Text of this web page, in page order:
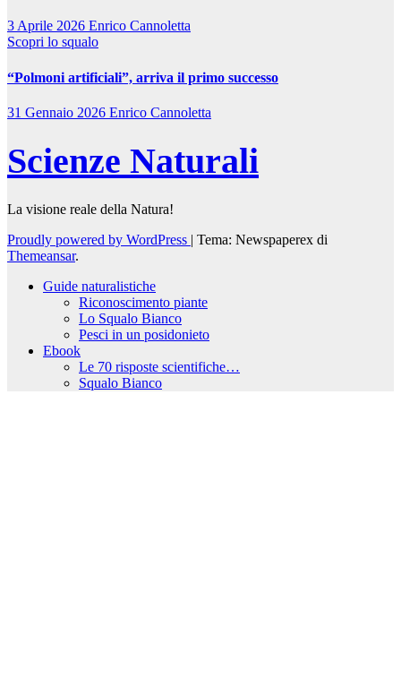
3 Aprile 2026 Enrico Cannoletta
Scopri lo squalo
“Polmoni artificiali”, arriva il primo successo
31 Gennaio 2026 Enrico Cannoletta
Scienze Naturali
La visione reale della Natura!
Proudly powered by WordPress | Tema: Newspaperex di
Themeansar.
Guide naturalistiche
Riconoscimento piante
Lo Squalo Bianco
Pesci in un posidonieto
Ebook
Le 70 risposte scientifiche…
Squalo Bianco